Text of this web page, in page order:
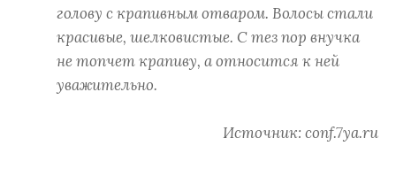
голову с крапивным отваром. Волосы стали
красивые, шелковистые. С тез пор внучка
не топчет крапиву, а относится к ней
уважительно.
Источник: conf.7ya.ru